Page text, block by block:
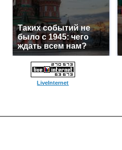
Таких событий не
было с 1945: чего
ждать всем нам?
LiveInternet